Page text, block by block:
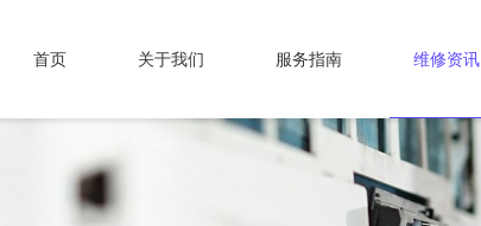
首页 关于我们 服务指南 维修资讯